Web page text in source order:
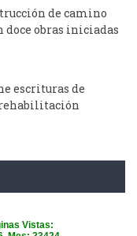
de camino
doce obras iniciadas
escrituras de